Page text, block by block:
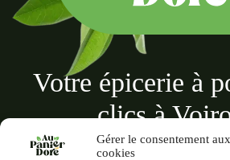
Gérer le consentement aux
cookies
Votre épicerie à
clics à